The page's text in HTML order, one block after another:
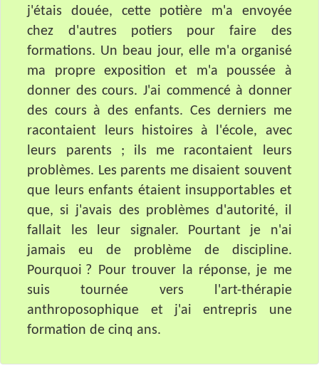
j'étais douée, cette potière m'a envoyée
chez d'autres potiers pour faire des
formations. Un beau jour, elle m'a organisé
ma propre exposition et m'a poussée à
donner des cours. J'ai commencé à donner
des cours à des enfants. Ces derniers me
racontaient leurs histoires à l'école, avec
leurs parents ; ils me racontaient leurs
problèmes. Les parents me disaient souvent
que leurs enfants étaient insupportables et
que, si j'avais des problèmes d'autorité, il
fallait les leur signaler. Pourtant je n'ai
jamais eu de problème de discipline.
Pourquoi ? Pour trouver la réponse, je me
suis tournée vers l'art-thérapie
anthroposophique et j'ai entrepris une
formation de cinq ans.